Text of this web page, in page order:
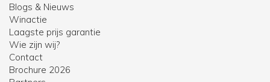
Blogs & Nieuws
Winactie
Laagste prijs garantie
Wie zijn wij?
Contact
Brochure 2026